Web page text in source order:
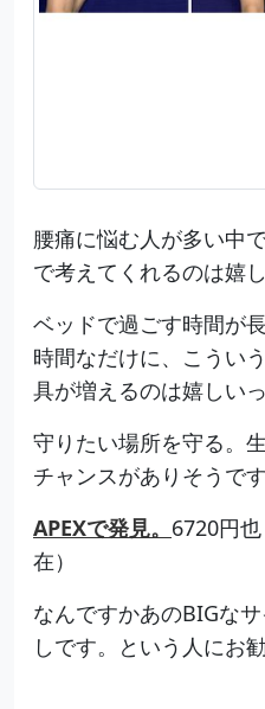
腰痛に悩む人が多い中
で考えてくれるのは嬉
ベッドで過ごす時間が
時間なだけに、こうい
具が増えるのは嬉しいっ
守りたい場所を守る。
チャンスがありそうです
APEXで発見。 6720円
在）
なんですかあのBIGな
しです。という人にお勧